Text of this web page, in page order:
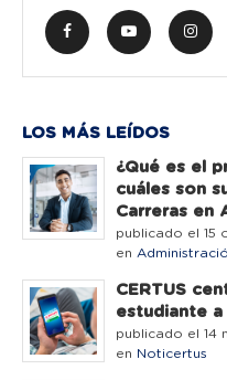
LOS MÁS LEÍDOS
¿Qué es el
cuáles son
Carreras en
publicado el 15
en
CERTUS
estudiante
publicado el 14
en Noticertus